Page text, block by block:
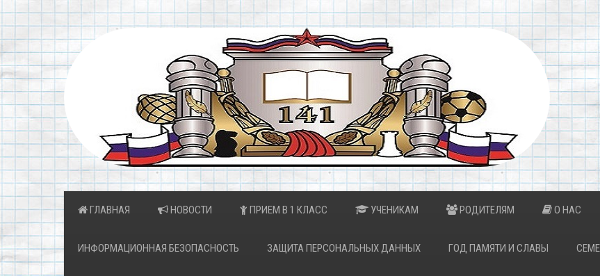
ГЛАВНАЯ НОВОСТИ ПРИЕМ В 1 КЛАСС УЧЕНИКАМ РОДИТЕЛЯМ О НАС
ИНФОРМАЦИОННАЯ БЕЗОПАСНОСТЬ ЗАЩИТА ПЕРСОНАЛЬНЫХ ДАННЫХ ГОД ПАМЯТИ И СЛАВЫ